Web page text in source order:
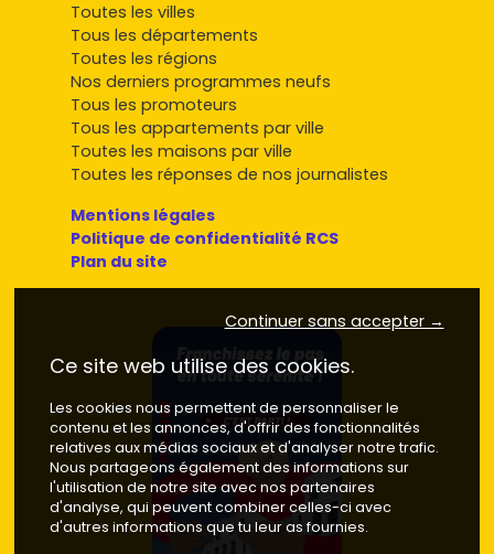
Toutes les villes
Tous les départements
Toutes les régions
Nos derniers programmes neufs
Tous les promoteurs
Tous les appartements par ville
Toutes les maisons par ville
Toutes les réponses de nos journalistes
Mentions légales
Politique de confidentialité RCS
Plan du site
Continuer sans accepter →
Ce site web utilise des cookies.
Les cookies nous permettent de personnaliser le
contenu et les annonces, d'offrir des fonctionnalités
relatives aux médias sociaux et d'analyser notre trafic.
Nous partageons également des informations sur
l'utilisation de notre site avec nos partenaires
d'analyse, qui peuvent combiner celles-ci avec
d'autres informations que tu leur as fournies.